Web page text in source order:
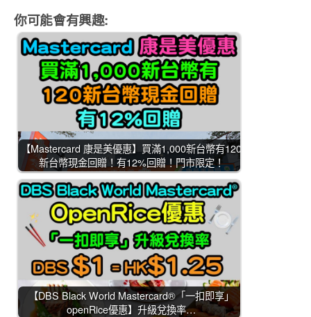
你可能會有興趣:
【Mastercard 康是美優惠】買滿1,000新台幣有120
新台幣現金回贈！有12%回贈！門市限定！
【DBS Black World Mastercard®「一扣即享」
openRice優惠】升級兌換率…